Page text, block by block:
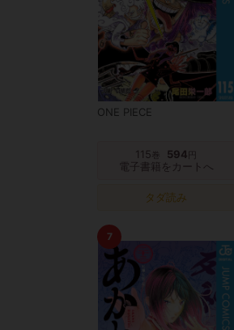
ONE PIECE
115 巻 594 円
電子書籍をカートへ
タダ読み
7